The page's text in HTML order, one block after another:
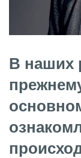
В наших